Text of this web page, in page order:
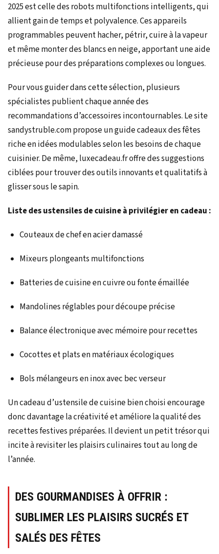
2025 est celle des robots multifonctions intelligents, qui
allient gain de temps et polyvalence. Ces appareils
programmables peuvent hacher, pétrir, cuire à la vapeur
et même monter des blancs en neige, apportant une aide
précieuse pour des préparations complexes ou longues.
Pour vous guider dans cette sélection, plusieurs
spécialistes publient chaque année des
recommandations d’accessoires incontournables. Le site
sandystruble.com propose un guide cadeaux des fêtes
riche en idées modulables selon les besoins de chaque
cuisinier. De même, luxecadeau.fr offre des suggestions
ciblées pour trouver des outils innovants et qualitatifs à
glisser sous le sapin.
Liste des ustensiles de cuisine à privilégier en cadeau :
Couteaux de chef en acier damassé
Mixeurs plongeants multifonctions
Batteries de cuisine en cuivre ou fonte émaillée
Mandolines réglables pour découpe précise
Balance électronique avec mémoire pour recettes
Cocottes et plats en matériaux écologiques
Bols mélangeurs en inox avec bec verseur
Un cadeau d’ustensile de cuisine bien choisi encourage
donc davantage la créativité et améliore la qualité des
recettes festives préparées. Il devient un petit trésor qui
incite à revisiter les plaisirs culinaires tout au long de
l’année.
DES GOURMANDISES À OFFRIR :
SUBLIMER LES PLAISIRS SUCRÉS ET
SALÉS DES FÊTES